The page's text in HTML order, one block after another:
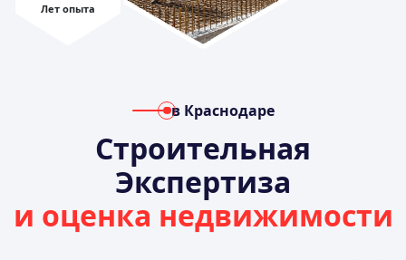
в Краснодаре
Строительная
Экспертиза
и оценка недвижимости
Лет опыта